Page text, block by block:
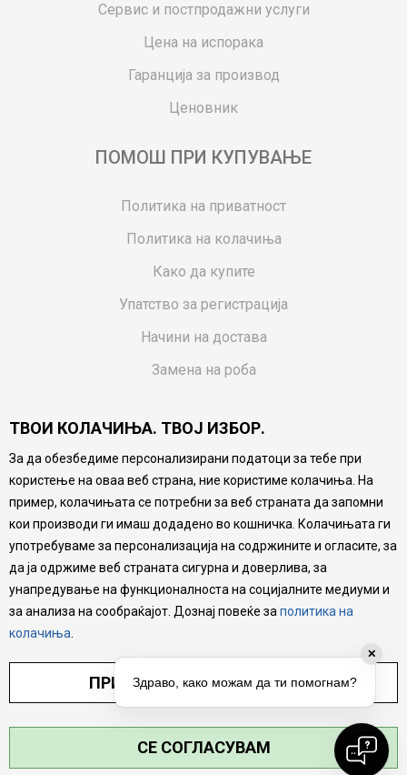
Сервис и постпродажни услуги
Цена на испорака
Гаранција за производ
Ценовник
ПОМОШ ПРИ КУПУВАЊЕ
Политика на приватност
Политика на колачиња
Како да купите
Упатство за регистрација
Начини на достава
Замена на роба
Ваучери
Product Finder
FAQs
Настојуваме да бидеме што попрецизни во описот на
производите, прикажување на слики и цени, но не
можеме да гарантираме дека сите информации се
комплетни и без грешка. Сите производи се дел од
нашата понуда, но не се подразбира дека мора да се
достапни во секој момент.
. СИТЕ ПРАВА ЗАДРЖАНИ.
ТВОИ КОЛАЧИЊА. ТВОЈ ИЗБОР.
За да обезбедиме персонализирани податоци за тебе при
користење на оваа веб страна, ние користиме колачиња. На
пример, колачињата се потребни за веб страната да запомни
кои производи ги имаш додадено во кошничка. Колачињата ги
употребуваме за персонализација на содржините и огласите, за
да ја одржиме веб страната сигурна и доверлива, за
унапредување на функционалноста на социјалните медиуми и
за анализа на сообраќајот. Дознај повеќе за политика на
колачиња
ПРИЛАГОДИ ПОСТАВУВАЊА
СЕ СОГЛАСУВАМ
✕
Здраво, како можам да ти помогнам?